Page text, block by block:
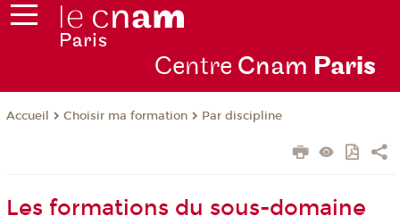
Centre Cnam Paris
Accueil Choisir ma formation Par discipline
Les formations du sous-domaine